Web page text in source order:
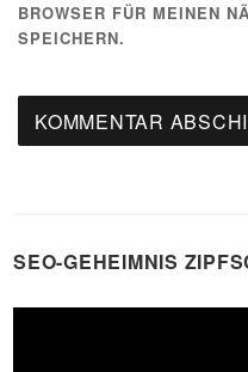
BROWSER FÜR MEINEN
SPEICHERN.
SEO-GEHEIMNIS